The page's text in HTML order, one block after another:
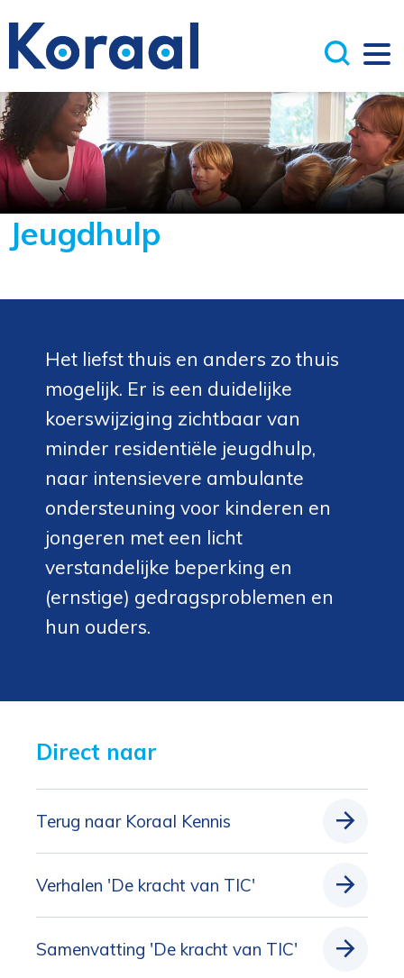
Jeugdhulp
Het liefst thuis en anders zo thuis
mogelijk. Er is een duidelijke
koerswijziging zichtbaar van
minder residentiële jeugdhulp,
naar intensievere ambulante
ondersteuning voor kinderen en
jongeren met een licht
verstandelijke beperking en
(ernstige) gedragsproblemen en
hun ouders.
Direct naar
Terug naar Koraal Kennis
Verhalen 'De kracht van TIC'
Samenvatting 'De kracht van TIC'